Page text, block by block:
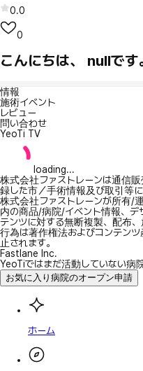
0.0
0
こんにちは、 nullです
情報
施術イベント
レビュー
問い合わせ
YeoTi TV
loading...
株式会社ファストレーンは通信
録した市／手術情報及び取引等に
株式会社ファストレーンが所有/
内の商品/病院/イベント情報、デ
テンツに対する無断複製、配布
行為は著作権法およびコンテン
止されます。
Fastlane Inc.
YeoTiではまだ活動していない病院
お気に入り病院のオープン申請
ホーム